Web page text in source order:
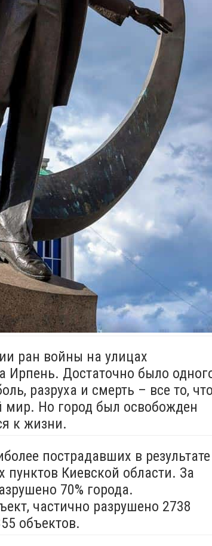
ран войны на улицах
Ирпень. Достаточно было
разруха и смерть – все то, что
мир. Но город был освобожден
к жизни.
пострадавших в результате
пунктов Киевской области. За
70% города.
частично разрушено 2738
объектов.